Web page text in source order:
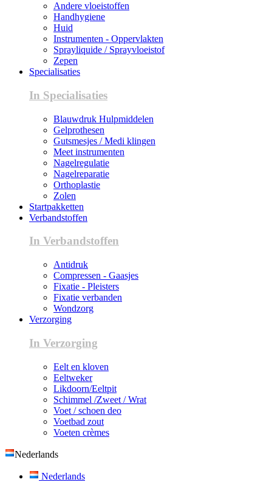
Andere vloeistoffen
Handhygiene
Huid
Instrumenten - Oppervlakten
Sprayliquide / Sprayvloeistof
Zepen
Specialisaties
In Specialisaties
Blauwdruk Hulpmiddelen
Gelprothesen
Gutsmesjes / Medi klingen
Meet instrumenten
Nagelregulatie
Nagelreparatie
Orthoplastie
Zolen
Startpakketten
Verbandstoffen
In Verbandstoffen
Antidruk
Compressen - Gaasjes
Fixatie - Pleisters
Fixatie verbanden
Wondzorg
Verzorging
In Verzorging
Eelt en kloven
Eeltweker
Likdoorn/Eeltpit
Schimmel /Zweet / Wrat
Voet / schoen deo
Voetbad zout
Voeten crèmes
Nederlands
Nederlands